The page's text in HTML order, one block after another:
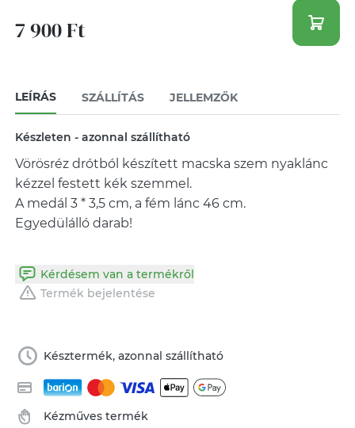
7 900 Ft
LEÍRÁS SZÁLLÍTÁS JELLEMZŐK
Készleten - azonnal szállítható
Vörösréz drótból készített macska szem nyaklánc
kézzel festett kék szemmel.
A medál 3 * 3,5 cm, a fém lánc 46 cm.
Egyedülálló darab!
Kérdésem van a termékről
Termék bejelentése
Késztermék, azonnal szállítható
Kézműves termék